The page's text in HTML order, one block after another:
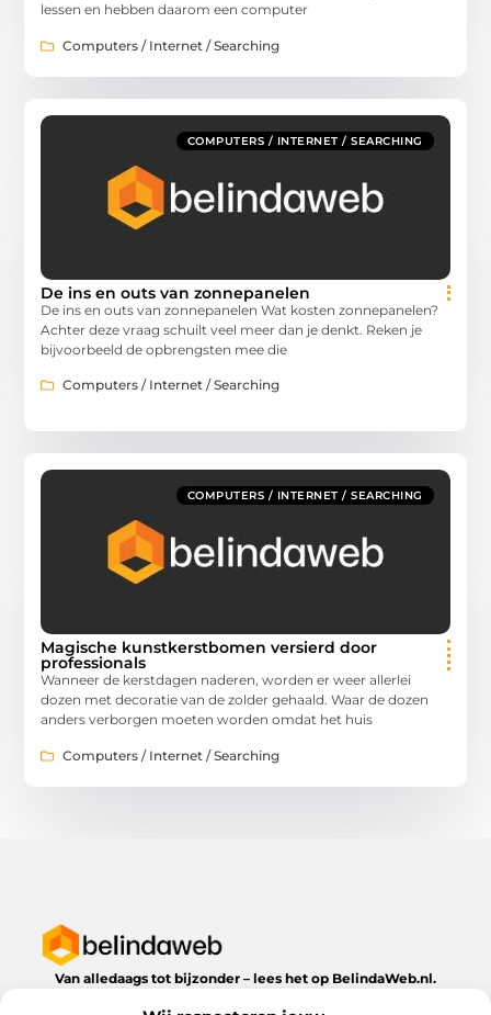
lessen en hebben daarom een computer
Computers / Internet / Searching
COMPUTERS / INTERNET / SEARCHING
De ins en outs van zonnepanelen
De ins en outs van zonnepanelen Wat kosten zonnepanelen?
Achter deze vraag schuilt veel meer dan je denkt. Reken je
bijvoorbeeld de opbrengsten mee die
Computers / Internet / Searching
COMPUTERS / INTERNET / SEARCHING
Magische kunstkerstbomen versierd door
professionals
Wanneer de kerstdagen naderen, worden er weer allerlei
dozen met decoratie van de zolder gehaald. Waar de dozen
anders verborgen moeten worden omdat het huis
Computers / Internet / Searching
Van alledaags tot bijzonder – lees het op BelindaWeb.nl.